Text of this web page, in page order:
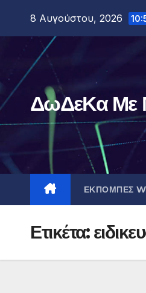
περιεχόμενο
8 Αυγούστου, 2026
ΔωΔεΚα Με
ΕΚΠΟΜΠΕΣ
Ετικέτα: